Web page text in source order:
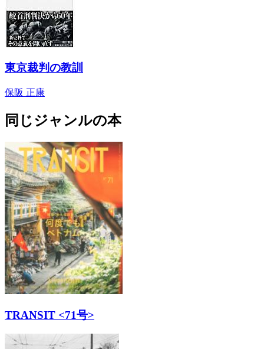
東京裁判の教訓
保阪 正康
同じジャンルの本
TRANSIT <71号>